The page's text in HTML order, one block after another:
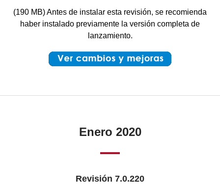
(190 MB) Antes de instalar esta revisión, se recomienda
haber instalado previamente la versión completa de
lanzamiento.
Enero 2020
Revisión 7.0.220